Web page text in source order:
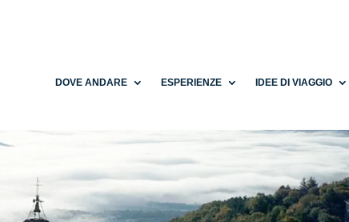
DOVE ANDARE ESPERIENZE IDEE DI VIAGGIO